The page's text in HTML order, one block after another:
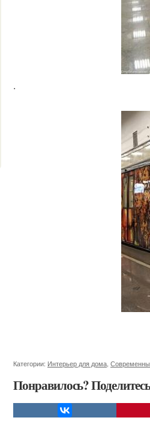
.
Категории: Интерьер для дома
Понравилось?